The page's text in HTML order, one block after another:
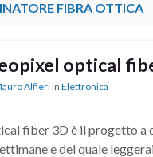
FIBRA OTTICA
optical
Alfieri in Elettronica
fiber 3D è il progetto a
e del quale